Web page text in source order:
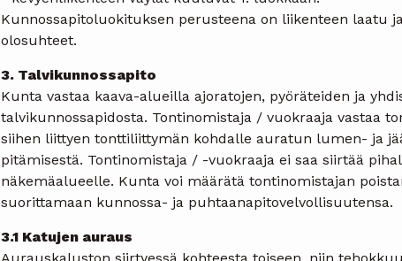
Kunnossapitoluokituksen perusteena on liikenteen laatu
olosuhteet.
3. Talvikunnossapito
Kunta vastaa kaava-alueilla ajoratojen, pyöräteiden ja
talvikunnossapidosta. Tontinomistaja / vuokraaja vastaa
siihen liittyen tonttiliittymän kohdalle auratun lumen- ja
pitämisestä. Tontinomistaja / -vuokraaja ei saa siirtää
näkemäalueelle. Kunta voi määrätä tontinomistajan
suorittamaan kunnossa- ja puhtaanapitovelvollisuutensa.
3.1 Katujen auraus